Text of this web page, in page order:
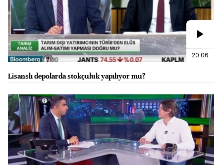
20:06
Lisanslı depolarda stokçuluk yapılıyor mu?